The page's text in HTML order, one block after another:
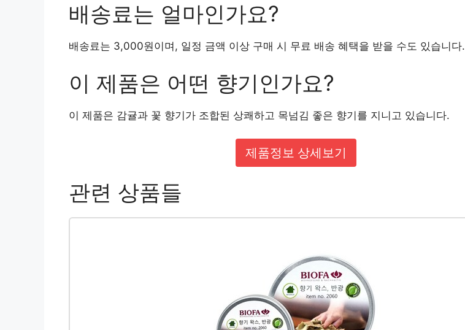
배송료는 얼마인가요?
배송료는 3,000원이며, 일정 금액 이상 구매 시 무료 배송 혜택을 받을 수도 있습니다.
이 제품은 어떤 향기인가요?
이 제품은 감귤과 꽃 향기가 조합된 상쾌하고 목넘김 좋은 향기를 지니고 있습니다.
제품정보 상세보기
관련 상품들